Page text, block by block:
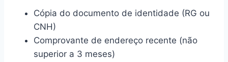
Cópia do documento de identidade (RG ou
CNH)
Comprovante de endereço recente (não
superior a 3 meses)